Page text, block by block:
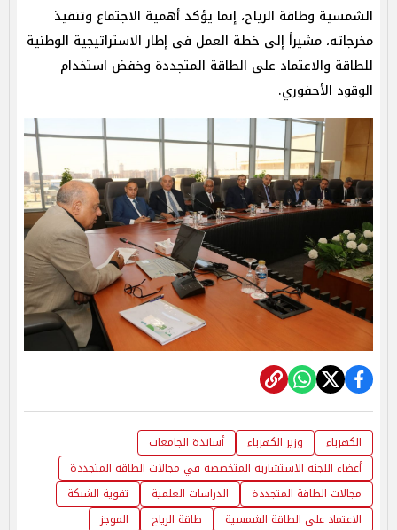
الشمسية وطاقة الرياح، إنما يؤكد أهمية الاجتماع وتنفيذ
مخرجاته، مشيراً إلى خطة العمل فى إطار الاستراتيجية الوطنية
للطاقة والاعتماد على الطاقة المتجددة وخفض استخدام
الوقود الأحفوري.
الكهرباء وزير الكهرباء
أساتذة الجامعات
أعضاء اللجنة الاستشارية المتخصصة في مجالات الطاقة المتجددة
مجالات الطاقة المتجددة
الدراسات العلمية
تقوية الشبكة
الاعتماد على الطاقة الشمسية
طاقة الرياح الموجز